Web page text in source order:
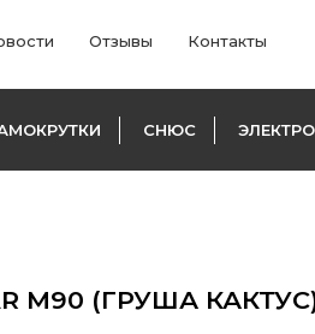
Отзывы Контакты
СНЮС
M90 (ГРУША